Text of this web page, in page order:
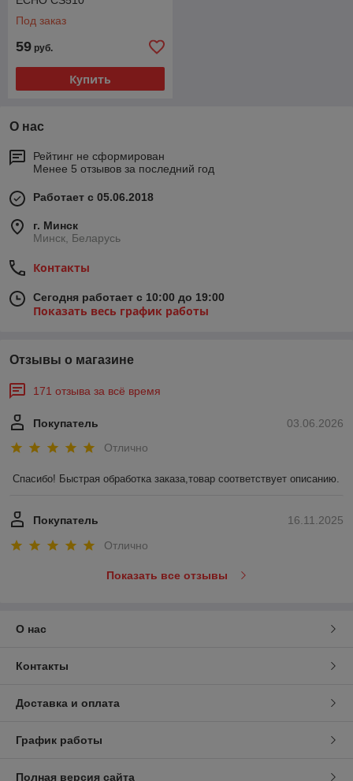
Под заказ
59 руб.
Купить
О нас
Рейтинг не сформирован
Менее 5 отзывов за последний год
Работает с 05.06.2018
г. Минск
Минск, Беларусь
Контакты
Сегодня работает с 10:00 до 19:00
Показать весь график работы
Отзывы о магазине
171 отзыва за всё время
03.06.2026
Покупатель
Отлично
Спасибо! Быстрая обработка заказа,товар соответствует описанию.
16.11.2025
Покупатель
Отлично
Показать все отзывы
О нас
Контакты
Доставка и оплата
График работы
Полная версия сайта